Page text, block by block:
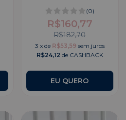
(0)
R$160,77
R$182,70
3 x de R$53,59 sem juros
R$24,12 de CASHBACK
EU QUERO